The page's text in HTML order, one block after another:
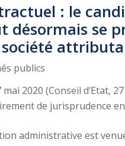
: le
désormais se
société
publics
2020 (Conseil d’Etat,
de jurisprudence
administrative est